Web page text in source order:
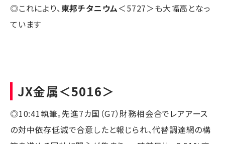
◎これにより、 東邦チタニウム＜5727＞も大幅高となっ
ています
JX金属＜5016＞
◎10:41執筆。先進7カ国（G7）財務相会合でレアアース
の対中依存低減で合意したと報じられ、代替調達網の構